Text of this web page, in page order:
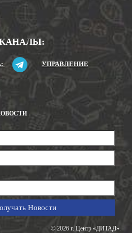
УПРАВЛЕНИЕ
© 2026 г. Центр «ДИТАД».